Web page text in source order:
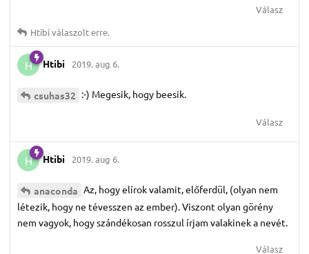
Válasz
Htibiválaszolt erre.
H Htibi 2019. aug 6.
csuhas32 :-) Megesik, hogy beesik.
Válasz
H Htibi 2019. aug 6.
anaconda Az, hogy elírok valamit, előferdül, (olyan nem
létezik, hogy ne tévesszen az ember). Viszont olyan görény
nem vagyok, hogy szándékosan rosszul írjam valakinek a nevét.
Válasz